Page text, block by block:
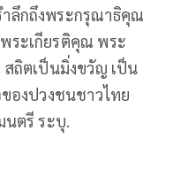
ลึกถึงพระกรุณาธิคุณ
ะเกียรติคุณ พระ
ถิตเป็นมิ่งขวัญ เป็น
องปวงชนชาวไทย
นตรี ระบุ.